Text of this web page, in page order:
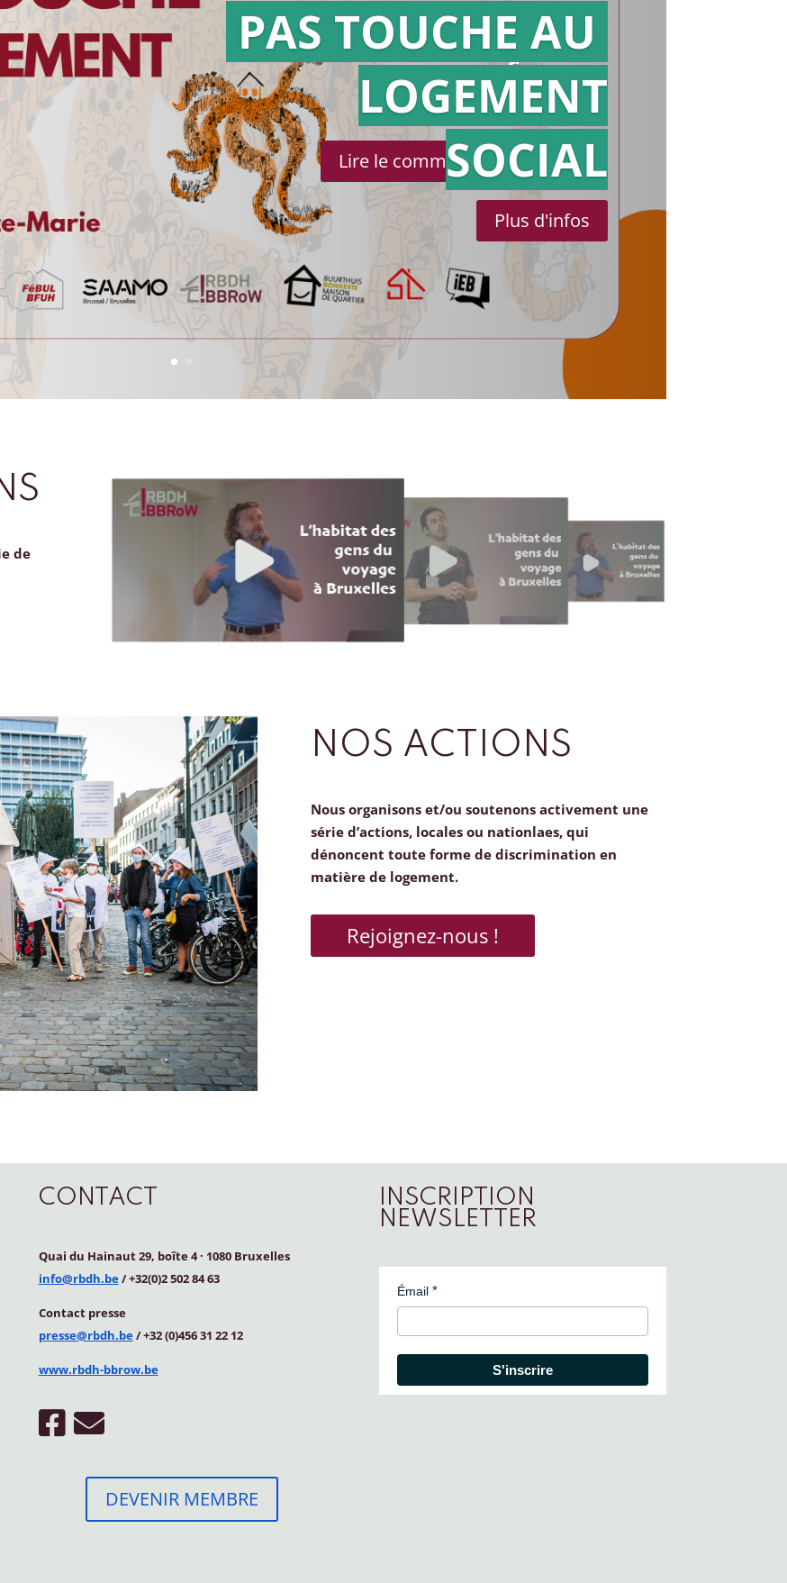
Action en
référé
Lire le communiqué de presse
PAS TOUCHE AU
LOGEMENT
SOCIAL
Plus d'infos
de
NOS ACTIONS
Nous organisons et/ou soutenons activement une
série d’actions, locales ou nationlaes, qui
dénoncent toute forme de discrimination en
matière de logement.
Rejoignez-nous !
CONTACT
Quai du Hainaut 29, boîte 4· 1080 Bruxelles
info@rbdh.be/ +32(0)2 502 84 63
Contact presse
presse@rbdh.be/ +32 (0)456 31 22 12
www.rbdh-bbrow.be
DEVENIR MEMBRE
INSCRIPTION
NEWSLETTER
Émail
S'inscrire